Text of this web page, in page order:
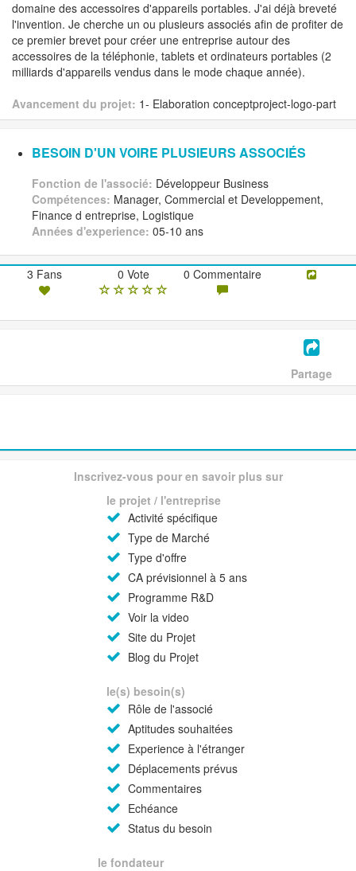
domaine des accessoires d'appareils portables. J'ai déjà breveté
l'invention. Je cherche un ou plusieurs associés afin de profiter de
ce premier brevet pour créer une entreprise autour des
accessoires de la téléphonie, tablets et ordinateurs portables (2
milliards d'appareils vendus dans le mode chaque année).
Avancement du projet: 1- Elaboration conceptproject-logo-part
BESOIN D'UN VOIRE PLUSIEURS ASSOCIÉS
Fonction de l'associé: Développeur Business
Compétences: Manager, Commercial et Developpement,
Finance d entreprise, Logistique
Années d'experience: 05-10 ans
3 Fans 0 Vote 0 Commentaire
Partage
Inscrivez-vous pour en savoir plus sur
le projet / l'entreprise
Activité spécifique
Type de Marché
Type d'offre
CA prévisionnel à 5 ans
Programme R&D
Voir la video
Site du Projet
Blog du Projet
le(s) besoin(s)
Rôle de l'associé
Aptitudes souhaitées
Experience à l'étranger
Déplacements prévus
Commentaires
Echéance
Status du besoin
le fondateur